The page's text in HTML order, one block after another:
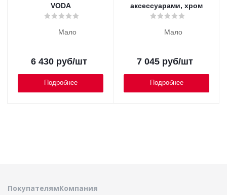
VODA
Мало
6 430руб/шт
Подробнее
аксессуарами, хром
Мало
7 045руб/шт
Подробнее
ПокупателямКомпания